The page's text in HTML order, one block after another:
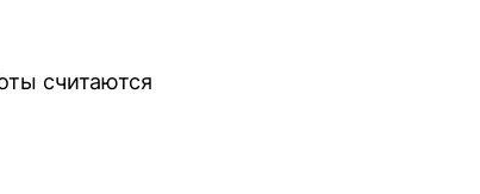
считаются